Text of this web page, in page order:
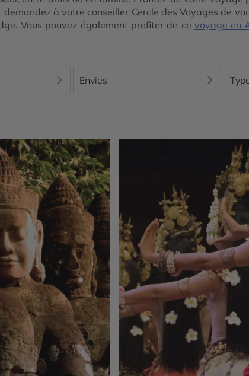
demandez à votre conseiller Cercle des Voyages de
Vous pouvez également profiter de ce voyage en
Envies